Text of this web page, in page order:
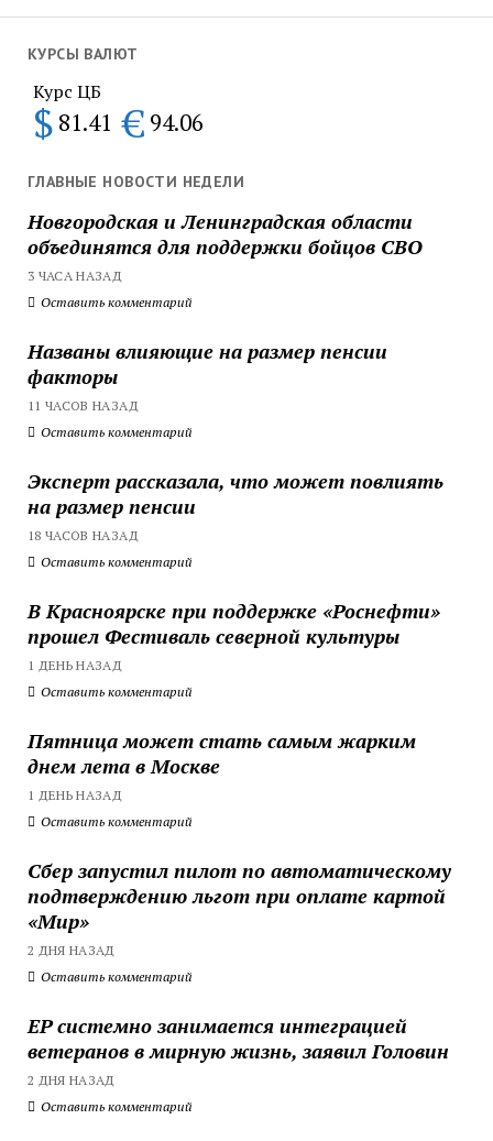
КУРСЫ ВАЛЮТ
Курс ЦБ
$ 81.41 € 94.06
ГЛАВНЫЕ НОВОСТИ НЕДЕЛИ
Новгородская и Ленинградская области
объединятся для поддержки бойцов СВО
3 ЧАСА НАЗАД
Оставить комментарий
Названы влияющие на размер пенсии
факторы
11 ЧАСОВ НАЗАД
Оставить комментарий
Эксперт рассказала, что может повлиять
на размер пенсии
18 ЧАСОВ НАЗАД
Оставить комментарий
В Красноярске при поддержке «Роснефти»
прошел Фестиваль северной культуры
1 ДЕНЬ НАЗАД
Оставить комментарий
Пятница может стать самым жарким
днем лета в Москве
1 ДЕНЬ НАЗАД
Оставить комментарий
Сбер запустил пилот по автоматическому
подтверждению льгот при оплате картой
«Мир»
2 ДНЯ НАЗАД
Оставить комментарий
ЕР системно занимается интеграцией
ветеранов в мирную жизнь, заявил Головин
2 ДНЯ НАЗАД
Оставить комментарий